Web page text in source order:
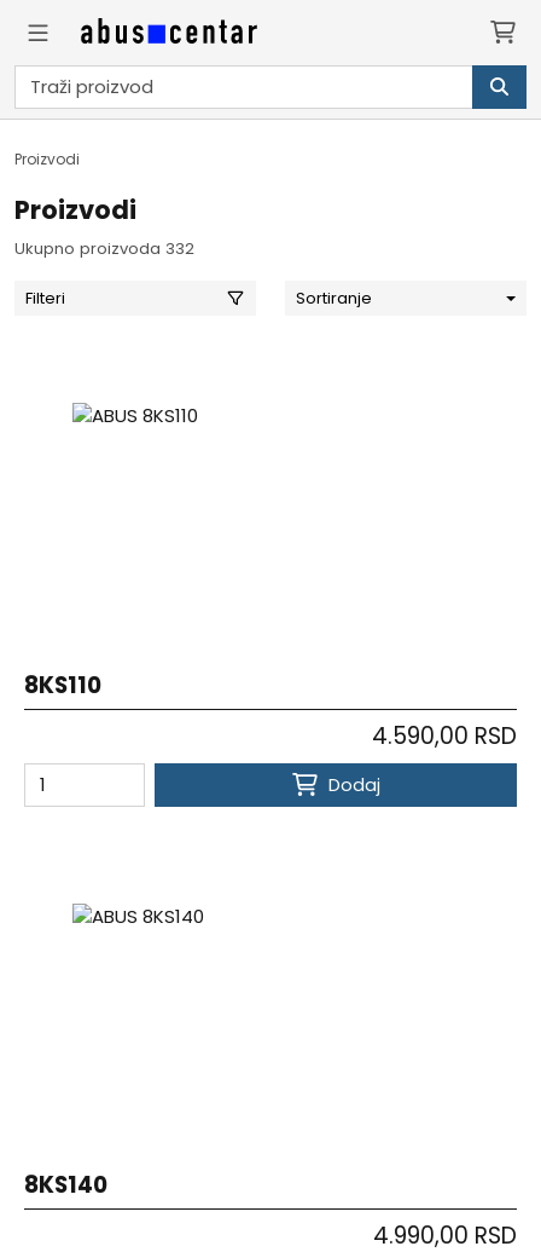
Proizvodi
Proizvodi
Ukupno proizvoda 332
Filteri Sortiranje
8KS110
4.590,00 RSD
Dodaj
8KS140
4.990,00 RSD